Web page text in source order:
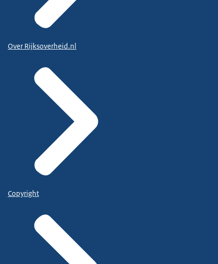
Over Rijksoverheid.nl
Copyright